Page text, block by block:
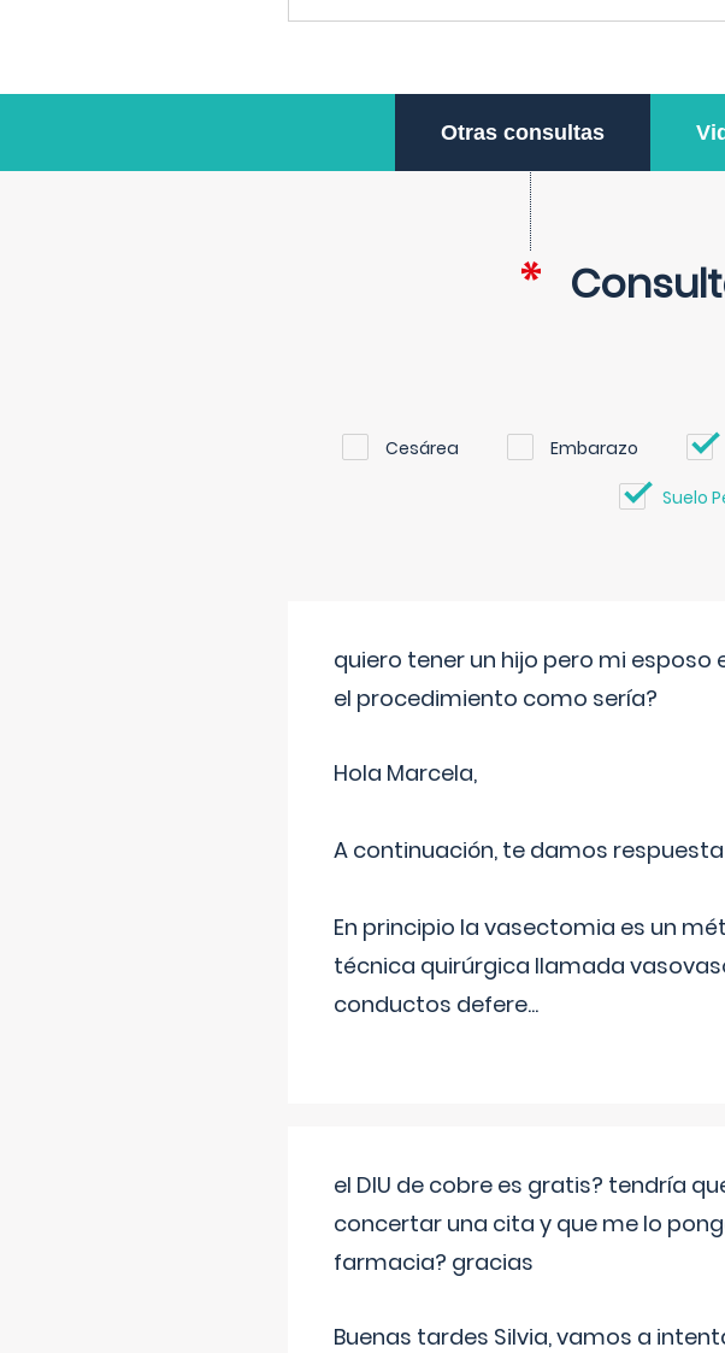
Otras consultas
Cesárea Embarazo
Suelo
quiero tener un hijo pero mi
el procedimiento como sería?
Hola Marcela,
A continuación, te damos
En principio la vasectomia es un
técnica quirúrgica llamada
conductos defere...
el DIU de cobre es gratis? tendría
concertar una cita y que me lo
farmacia? gracias
Buenas tardes Silvia, vamos a